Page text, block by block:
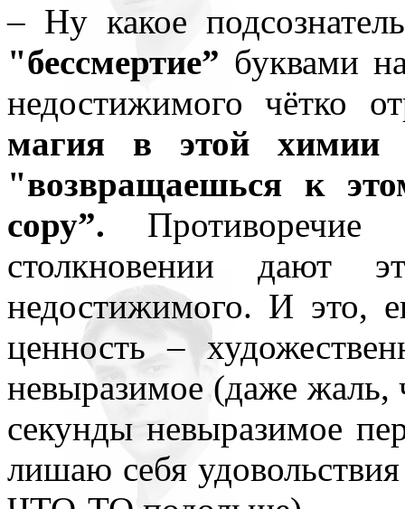
– Ну какое
"бессмертие” буквами
недостижимого чётко
магия в этой химии
"возвращаешься к
сору”. Противоречие
столкновении дают
недостижимого. И это,
ценность –
невыразимое (даже жаль,
секунды невыразимое
лишаю себя